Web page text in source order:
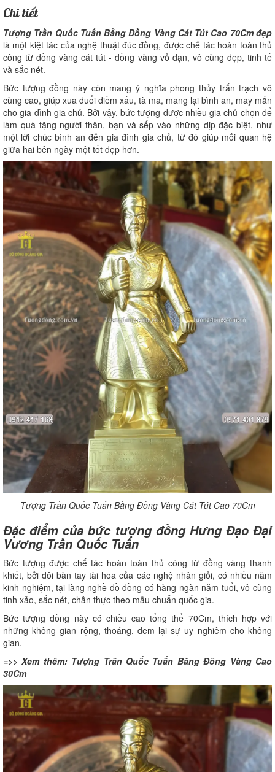
Chi tiết
Tượng Trần Quốc Tuấn Bằng Đồng Vàng Cát Tút Cao 70Cm đẹp
là một kiệt tác của nghệ thuật đúc đồng, được chế tác hoàn toàn thủ
công từ đồng vàng cát tút - đồng vàng vỏ đạn, vô cùng đẹp, tinh tế
và sắc nét.
Bức tượng đồng này còn mang ý nghĩa phong thủy trấn trạch vô
cùng cao, giúp xua đuổi điềm xấu, tà ma, mang lại bình an, may mắn
cho gia đình gia chủ. Bởi vậy, bức tượng được nhiều gia chủ chọn để
làm quà tặng người thân, bạn và sếp vào những dịp đặc biệt, như
một lời chúc bình an đến gia đình gia chủ, từ đó giúp mối quan hệ
giữa hai bên ngày một tốt đẹp hơn.
Tượng Trần Quốc Tuấn Bằng Đồng Vàng Cát Tút Cao 70Cm
Đặc điểm của bức tượng đồng Hưng Đạo Đại
Vương Trần Quốc Tuấn
Bức tượng được chế tác hoàn toàn thủ công từ đồng vàng thanh
khiết, bởi đôi bàn tay tài hoa của các nghệ nhân giỏi, có nhiều năm
kinh nghiệm, tại làng nghề đồ đồng có hàng ngàn năm tuổi, vô cùng
tinh xảo, sắc nét, chân thực theo mẫu chuẩn quốc gia.
Bức tượng đồng này có chiều cao tổng thể 70Cm, thích hợp với
những không gian rộng, thoáng, đem lại sự uy nghiêm cho không
gian.
=>> Xem thêm: Tượng Trần Quốc Tuấn Bằng Đồng Vàng Cao
30Cm